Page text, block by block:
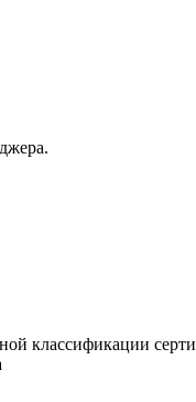
классификации